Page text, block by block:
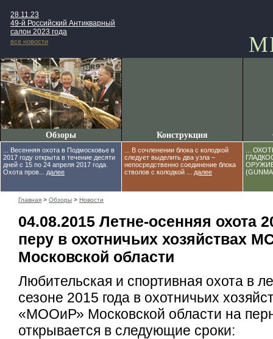
28.11.23
49-й Российский Антикварный
салон 2023 года
все новости
Обзоры
... Весенняя охота в Подмосковье в
2017 году открыта в течение десяти
дней с 15 по 24 апреля 2017 года.
Охота пров... далее
Конструкция
... В сочленении блока с колодкой
следует выделить два узла –
непосредственно соединение блока
стволов с колодкой ... далее
...
ОРУЖИЕ
Главная > Обзоры > Новости
04.08.2015 Летне-осенняя охота
перу в охотничьих хозяйствах
Московской области
Любительская и спортивная охота в
сезоне 2015 года в охотничьих
«МООиР» Московской области на
открывается в следующие сроки: